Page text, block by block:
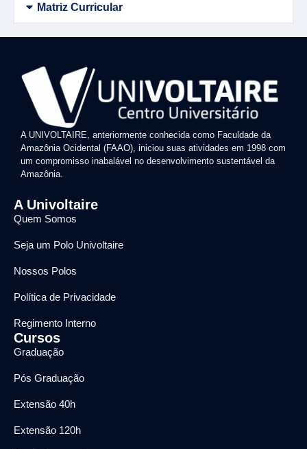
Matriz Curricular
A UNIVOLTAIRE, anteriormente conhecida como Faculdade da
Amazônia Ocidental (FAAO), iniciou suas atividades em 1998 com
um compromisso inabalável no desenvolvimento sustentável da
Amazônia.
A Univoltaire
Quem Somos
Seja um Polo Univoltaire
Nossos Polos
Política de Privacidade
Regimento Interno
Cursos
Graduação
Pós Graduação
Extensão 40h
Extensão 120h